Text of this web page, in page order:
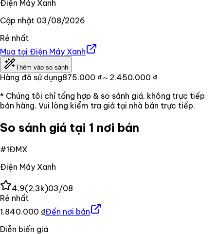
Điện Máy Xanh
Cập nhật 03/08/2026
Rẻ nhất
Mua tại Điện Máy Xanh
Thêm vào so sánh
Hàng đã sử dụng875.000 ₫～2.450.000 ₫
* Chúng tôi chỉ tổng hợp & so sánh giá, không trực tiếp
bán hàng. Vui lòng kiểm tra giá tại nhà bán trực tiếp.
So sánh giá tại 1 nơi bán
#1ĐMX
Điện Máy Xanh
4.9(2,3k)03/08
Rẻ nhất
1.840.000 ₫Đến nơi bán
Diễn biến giá